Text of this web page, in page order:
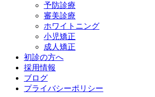
予防診療
審美診療
ホワイトニング
小児矯正
成人矯正
初診の方へ
採用情報
ブログ
プライバシーポリシー